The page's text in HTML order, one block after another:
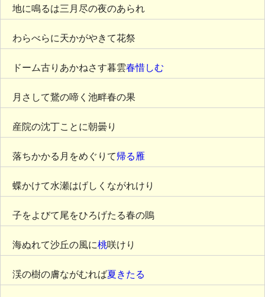
地に鳴るは三月尽の夜のあられ
わらべらに天かがやきて花祭
ドーム古りあかねさす暮雲春惜しむ
月さして鵞の啼く池畔春の果
産院の沈丁ことに朝曇り
落ちかかる月をめぐりて帰る雁
蝶かけて水瀬はげしくながれけり
子をよびて尾をひろげたる春の鵙
海ぬれて沙丘の風に桃咲けり
渓の樹の膚ながむれば夏きたる